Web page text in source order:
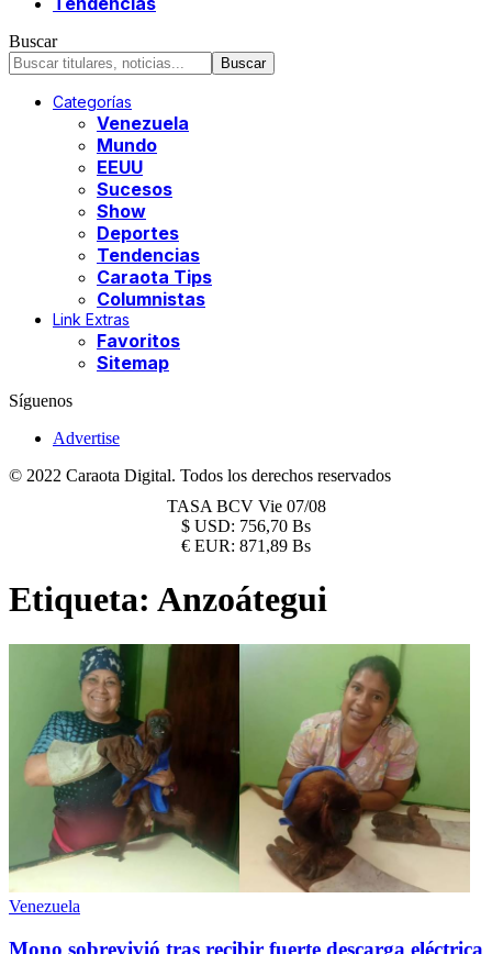
Buscar
Categorías
Venezuela
Mundo
EEUU
Sucesos
Show
Deportes
Tendencias
Caraota Tips
Columnistas
Link Extras
Favoritos
Sitemap
Síguenos
Advertise
© 2022 Caraota Digital. Todos los derechos reservados
TASA BCV Vie 07/08
$ USD: 756,70 Bs
€ EUR: 871,89 Bs
Etiqueta: Anzoátegui
Venezuela
Mono sobrevivió tras recibir fuerte descarga eléctrica